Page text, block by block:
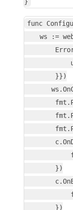
func
ws :=
        }})
        })
        })